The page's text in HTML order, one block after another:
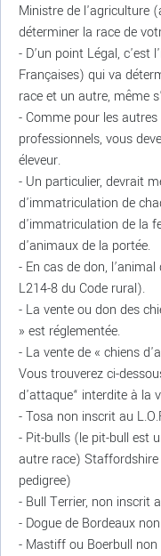
Ministre de l'agriculture
déterminer la race de
- D’un point Légal, c'est
Françaises) qui va
race et un autre, même
- Comme pour les
professionnels, vous
éleveur.
- Un particulier, devrait
d'immatriculation de
d'immatriculation de la
d'animaux de la portée.
- En cas de don,
L214-8 du Code rural).
- La vente ou don des
» est réglementée.
- La vente de « chiens
Vous trouverez ci-
d'attaque“ interdite à la
- Tosa non inscrit au
- Pit-bulls (le pit-bull est
autre race)
pedigree)
- Bull Terrier, non inscrit
- Dogue de Bordeaux
- Mastiff ou Boerbull